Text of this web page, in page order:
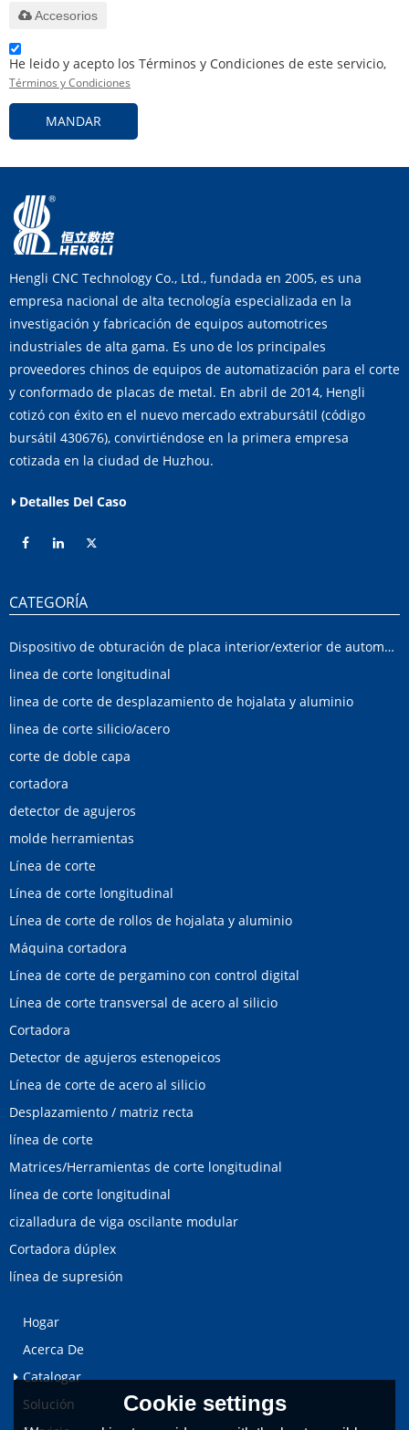
Accesorios
He leido y acepto los Términos y Condiciones de este servicio,
Términos y Condiciones
MANDAR
Hengli CNC Technology Co., Ltd., fundada en 2005, es una
empresa nacional de alta tecnología especializada en la
investigación y fabricación de equipos automotrices
industriales de alta gama. Es uno de los principales
proveedores chinos de equipos de automatización para el corte
y conformado de placas de metal. En abril de 2014, Hengli
cotizó con éxito en el nuevo mercado extrabursátil (código
bursátil 430676), convirtiéndose en la primera empresa
cotizada en la ciudad de Huzhou.
Detalles Del Caso
CATEGORÍA
Dispositivo de obturación de placa interior/exterior de automóvil
linea de corte longitudinal
linea de corte de desplazamiento de hojalata y aluminio
linea de corte silicio/acero
corte de doble capa
cortadora
detector de agujeros
molde herramientas
Línea de corte
Línea de corte longitudinal
Línea de corte de rollos de hojalata y aluminio
Máquina cortadora
Línea de corte de pergamino con control digital
Línea de corte transversal de acero al silicio
Cortadora
Detector de agujeros estenopeicos
Línea de corte de acero al silicio
Desplazamiento / matriz recta
línea de corte
Matrices/Herramientas de corte longitudinal
línea de corte longitudinal
cizalladura de viga oscilante modular
Cortadora dúplex
línea de supresión
Hogar
Acerca De
Catalogar
Solución
Cookie settings